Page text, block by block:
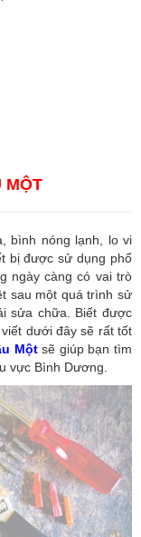
MỘT
bình nóng lạnh, lo vi
bị được sử dụng phổ
ngày càng có vai trò
sau một quá trình sử
sửa chữa. Biết được
dưới đây sẽ rất tốt
Một sẽ giúp bạn tìm
vực Bình Dương.